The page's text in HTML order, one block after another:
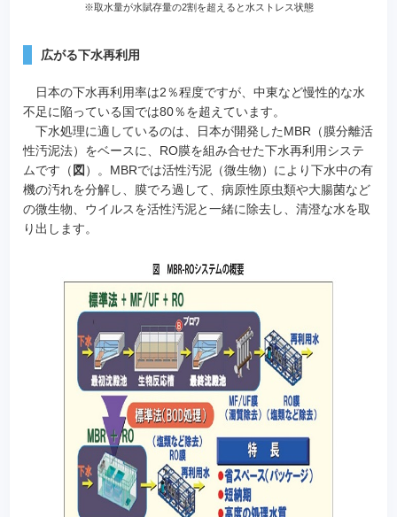
※取水量が水賦存量の2割を超えると水ストレス状態
広がる下水再利用
日本の下水再利用率は2％程度ですが、中東など慢性的な水
不足に陥っている国では80％を超えています。
下水処理に適しているのは、日本が開発したMBR（膜分離活
性汚泥法）をベースに、RO膜を組み合せた下水再利用システ
ムです（図）。MBRでは活性汚泥（微生物）により下水中の有
機の汚れを分解し、膜でろ過して、病原性原虫類や大腸菌など
の微生物、ウイルスを活性汚泥と一緒に除去し、清澄な水を取
り出します。